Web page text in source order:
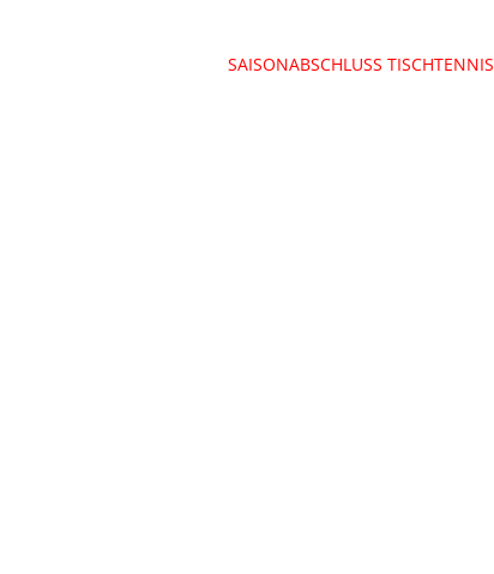
SAISONABSCHLUSS TISCHTENNIS